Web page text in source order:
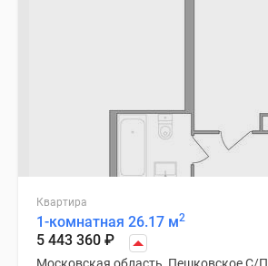
Квартира
1-комнатная 26.17 м2
5 443 360 ₽